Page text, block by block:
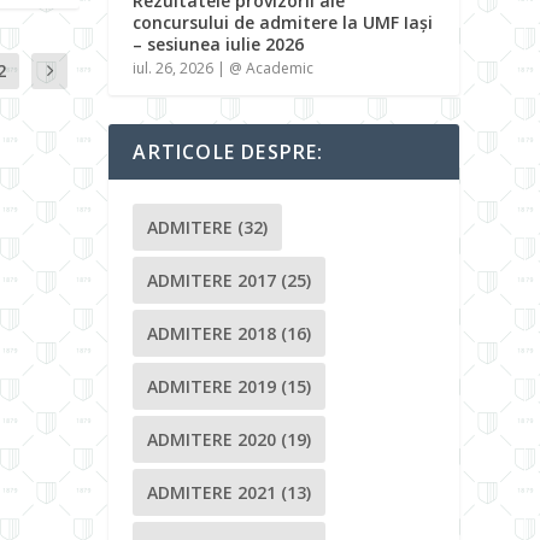
concursului de admitere la UMF Iași
– sesiunea iulie 2026
iul. 26, 2026 | @ Academic
ARTICOLE DESPRE:
ADMITERE (32)
ADMITERE 2017 (25)
ADMITERE 2018 (16)
ADMITERE 2019 (15)
ADMITERE 2020 (19)
ADMITERE 2021 (13)